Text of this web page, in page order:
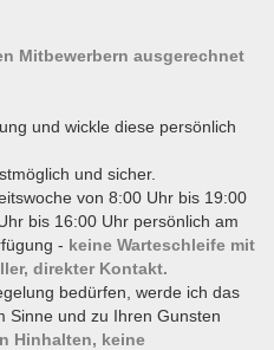
Mitbewerbern ausgerechnet
und wickle diese persönlich
und sicher.
von 8:00 Uhr bis 19:00
bis 16:00 Uhr persönlich am
- keine Warteschleife mit
direkter Kontakt.
bedürfen, werde ich das
Sinne und zu Ihren Gunsten
Hinhalten, keine